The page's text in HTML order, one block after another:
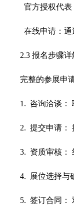
官方授权代表
在线申请：
2.3 报名步骤详
完整的参展申
1. 咨询洽谈：
2. 提交申请：
3. 资质审核：
4. 展位选择与
5. 签订合同：